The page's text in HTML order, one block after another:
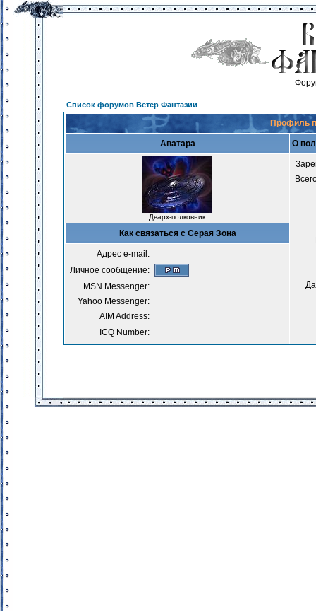
Список форумов Ветер Фантазии
Профиль
Аватара О
Дварх-полковник
Как связаться с Серая Зона
Адрес e-mail:
Личное сообщение:
MSN Messenger:
Yahoo Messenger:
AIM Address:
ICQ Number: